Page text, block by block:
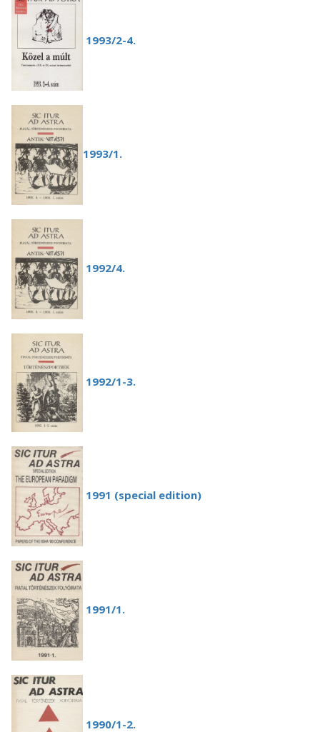
1993/2-4.
1993/1.
1992/4.
1992/1-3.
1991 (special edition)
1991/1.
1990/1-2.